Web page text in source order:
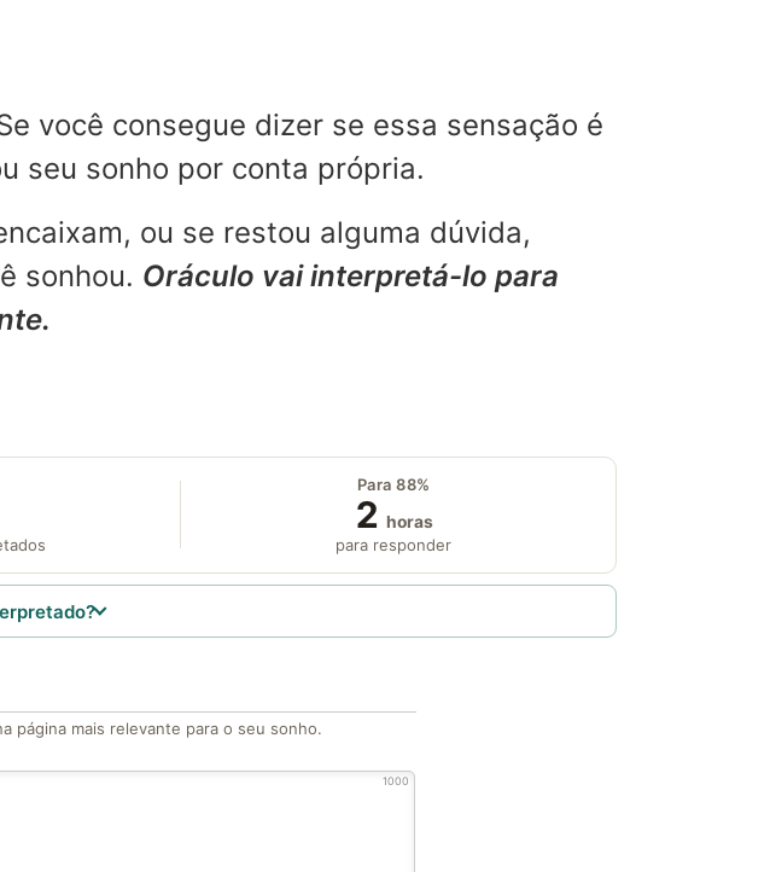
você consegue dizer se essa sensação é
seu sonho por conta própria.
ou se restou alguma dúvida,
sonhou. Oráculo vai interpretá-lo para
Para 88%
2 horas
para responder
página mais relevante para o seu sonho.
1000